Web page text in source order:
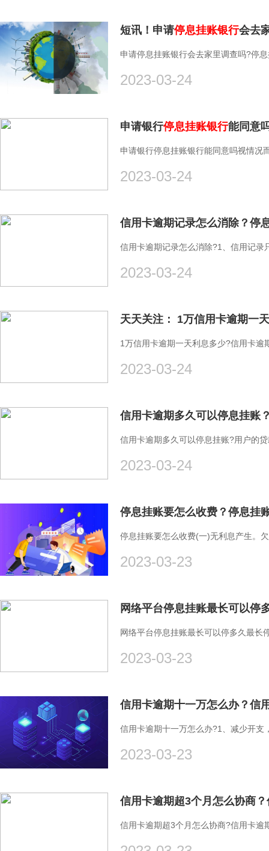
短讯！申请停息挂账银行会去
申请停息挂账银行会去家里调查吗?停
2023-03-24
申请银行停息挂账银行能同意
申请银行停息挂账银行能同意吗视情况
2023-03-24
信用卡逾期记录怎么消除？停
信用卡逾期记录怎么消除?1、信用记录
2023-03-24
1万信用卡逾期一天利息多少?信用卡逾
2023-03-24
信用卡逾期多久可以停息挂账
信用卡逾期多久可以停息挂账?用户的
2023-03-24
停息挂账要怎么收费？停息挂
停息挂账要怎么收费(一)无利息产生。
2023-03-23
网络平台停息挂账最长可以停
网络平台停息挂账最长可以停多久最长
2023-03-23
信用卡逾期十一万怎么办？信
信用卡逾期十一万怎么办?1、减少开支
2023-03-23
信用卡逾期超3个月怎么协商
信用卡逾期超3个月怎么协商?信用卡逾